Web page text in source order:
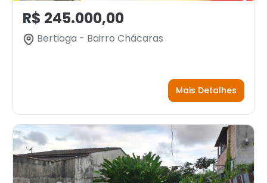
R$ 245.000,00
Bertioga - Bairro Chácaras
Mais Detalhes